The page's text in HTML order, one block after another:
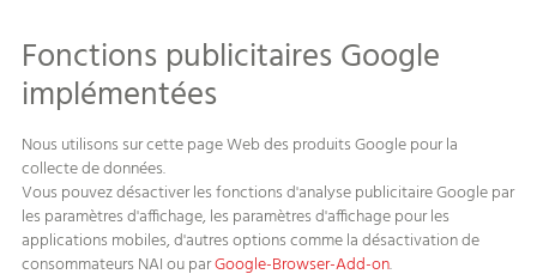
Fonctions publicitaires Google
implémentées
Nous utilisons sur cette page Web des produits Google pour la
collecte de données.
Vous pouvez désactiver les fonctions d'analyse publicitaire Google par
les paramètres d'affichage, les paramètres d'affichage pour les
applications mobiles, d'autres options comme la désactivation de
consommateurs NAI ou parGoogle-Browser-Add-on.